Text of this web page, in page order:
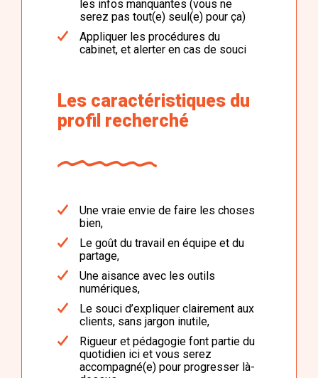
les infos manquantes (vous ne
serez pas tout(e) seul(e) pour ça)
Appliquer les procédures du
cabinet, et alerter en cas de souci
Les caractéristiques du
profil recherché
Une vraie envie de faire les choses
bien,
Le goût du travail en équipe et du
partage,
Une aisance avec les outils
numériques,
Le souci d’expliquer clairement aux
clients, sans jargon inutile,
Rigueur et pédagogie font partie du
quotidien ici et vous serez
accompagné(e) pour progresser là-